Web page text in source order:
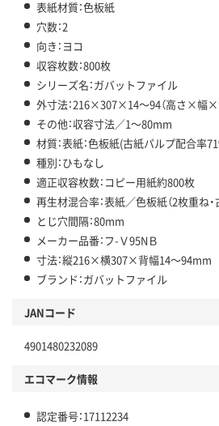
表紙材質：色板紙
穴数：2
向き：ヨコ
収容枚数：800枚
シリーズ名：ガバットファイル
外寸法：216×307×14～94（高さ×幅×
その他：収容寸法／1～80mm
材質：表紙：色板紙(古紙パルプ配合率
種別：ひもなし
適正収容枚数：コピー用紙約800枚
再生材混合率：表紙／色板紙（2枚重ね
とじ穴間隔：80mm
メーカー品番：フ-Ｖ95NＢ
寸法：縦216×横307×背幅14～94mm
ブランド：ガバットファイル
JANコード
4901480232089
エコマーク情報
認定番号：17112234